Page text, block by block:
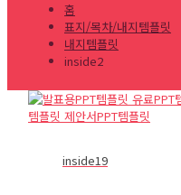
홈
표지/목차/내지템플릿
내지템플릿
inside2
inside19